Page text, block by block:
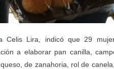
Celis Lira, indicó que 29
a elaborar pan canilla,
de zanahoria, rol de